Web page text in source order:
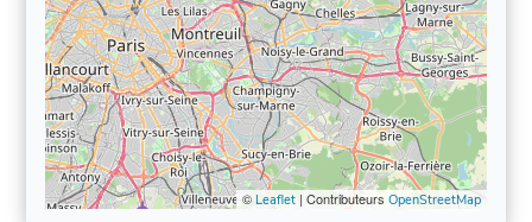
© Leaflet| Contributeurs OpenStreetMap